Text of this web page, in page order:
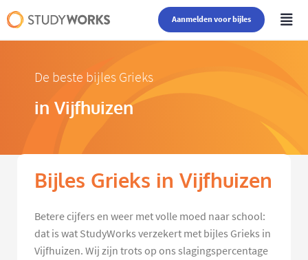
Aanmelden voor bijles
De beste bijles Grieks
in Vijfhuizen
Bijles Grieks in Vijfhuizen
Betere cijfers en weer met volle moed naar school:
dat is wat StudyWorks verzekert met bijles Grieks in
Vijfhuizen. Wij zijn trots op ons slagingspercentage